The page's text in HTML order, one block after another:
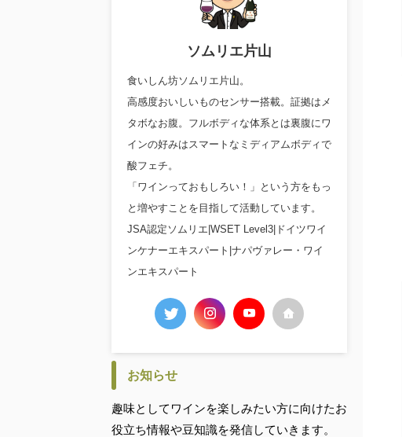
ソムリエ片山
食いしん坊ソムリエ片山。
高感度おいしいものセンサー搭載。証拠はメ
タボなお腹。フルボディな体系とは裏腹にワ
インの好みはスマートなミディアムボディで
酸フェチ。
「ワインっておもしろい！」という方をもっ
と増やすことを目指して活動しています。
JSA認定ソムリエ|WSET Level3|ドイツワイ
ンケナーエキスパート|ナパヴァレー・ワイ
ンエキスパート
お知らせ
趣味としてワインを楽しみたい方に向けたお
役立ち情報や豆知識を発信していきます。